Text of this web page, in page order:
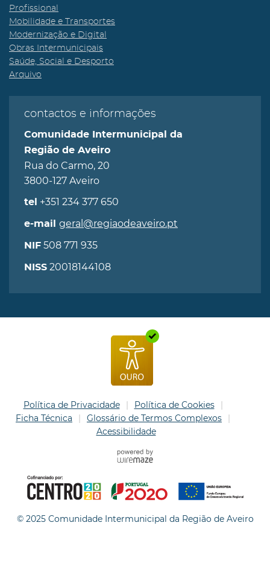
Profissional
Mobilidade e Transportes
Modernização e Digital
Obras Intermunicipais
Saúde, Social e Desporto
Arquivo
contactos e informações
Comunidade Intermunicipal da
Região de Aveiro
Rua do Carmo, 20
3800-127 Aveiro
tel +351 234 377 650
e-mail geral@regiaodeaveiro.pt
NIF 508 771 935
NISS 20018144108
Política de Privacidade
Política de Cookies
Ficha Técnica
Glossário de Termos Complexos
Acessibilidade
© 2025 Comunidade Intermunicipal da Região de Aveiro